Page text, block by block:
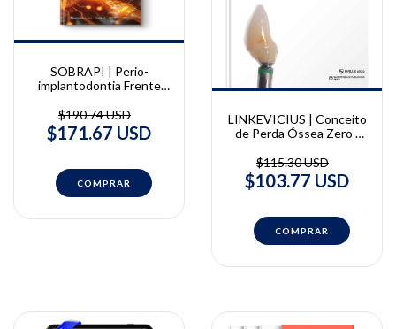
SOBRAPI | Perio-
implantodontia Frente
Tempo
$190.74 USD
$171.67 USD
LINKEVICIUS | Conceito
de Perda Óssea Zero |
$115.30 USD
$103.77 USD